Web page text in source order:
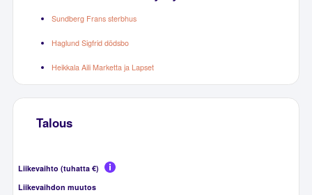
Sundberg Frans sterbhus
Haglund Sigfrid dödsbo
Heikkala Aili Marketta ja Lapset
Talous
Liikevaihto (tuhatta €)
Liikevaihdon muutos